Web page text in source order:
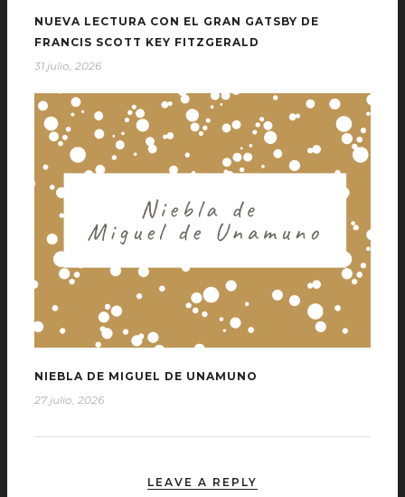
NUEVA LECTURA CON EL GRAN GATSBY DE
FRANCIS SCOTT KEY FITZGERALD
31 julio, 2026
NIEBLA DE MIGUEL DE UNAMUNO
27 julio, 2026
LEAVE A REPLY